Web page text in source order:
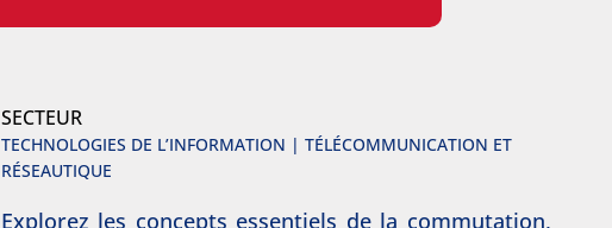
SECTEUR
TECHNOLOGIES DE L’INFORMATION | TÉLÉCOMMUNICATION ET
RÉSEAUTIQUE
Explorez les concepts essentiels de la commutation,